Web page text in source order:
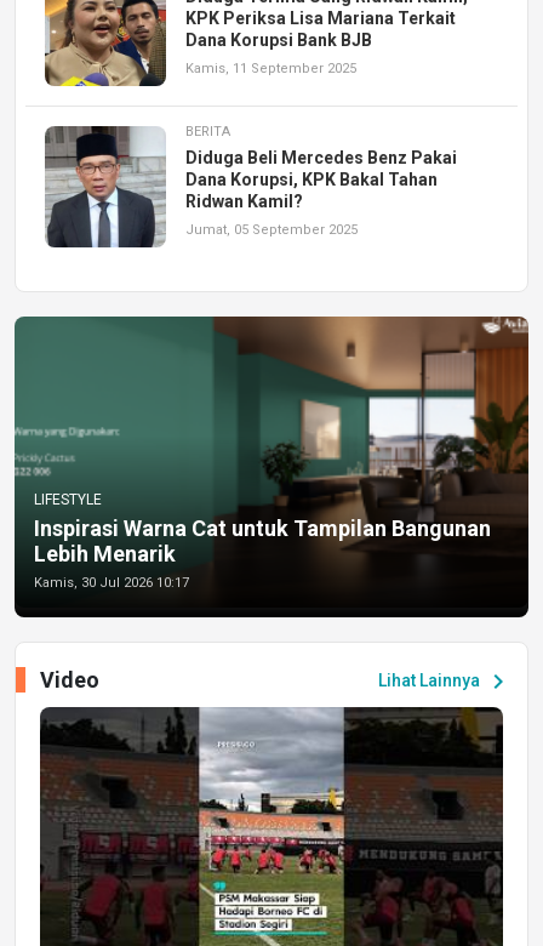
KPK Periksa Lisa Mariana Terkait
Dana Korupsi Bank BJB
Kamis, 11 September 2025
BERITA
Diduga Beli Mercedes Benz Pakai
Dana Korupsi, KPK Bakal Tahan
Ridwan Kamil?
Jumat, 05 September 2025
LIFESTYLE
Inspirasi Warna Cat untuk Tampilan Bangunan
Lebih Menarik
Kamis, 30 Jul 2026 10:17
Lihat Lainnya chevron_right
Video